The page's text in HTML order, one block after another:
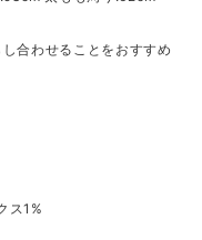
合わせることをおすすめ
ス1%